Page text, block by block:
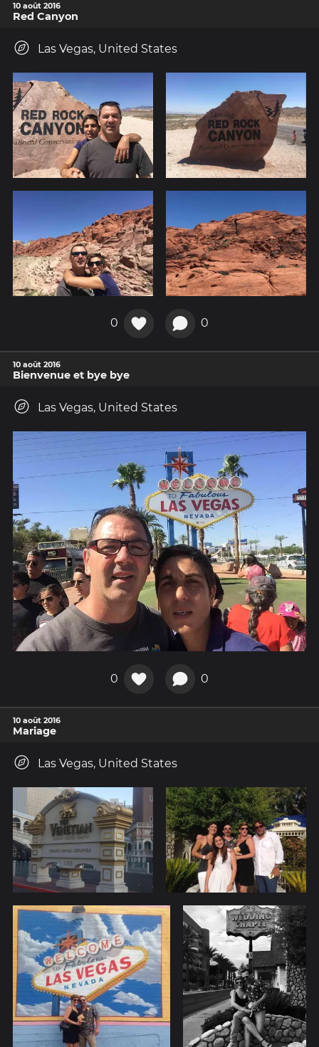
10 août 2016
Red Canyon
Las Vegas, United States
0 0
10 août 2016
Bienvenue et bye bye
Las Vegas, United States
0 0
10 août 2016
Mariage
Las Vegas, United States